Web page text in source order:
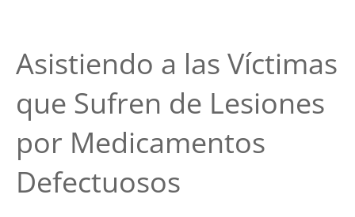
Asistiendo a las Víctimas
que Sufren de Lesiones
por Medicamentos
Defectuosos